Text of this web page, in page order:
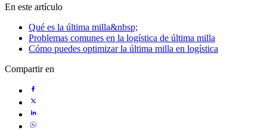
En este artículo
Qué es la última milla&nbsp;
Problemas comunes en la logística de última milla
Cómo puedes optimizar la última milla en logística
Compartir en